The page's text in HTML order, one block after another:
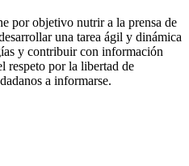
por objetivo nutrir a la prensa de
una tarea ágil y dinámica
y contribuir con información
respeto por la libertad de
a informarse.